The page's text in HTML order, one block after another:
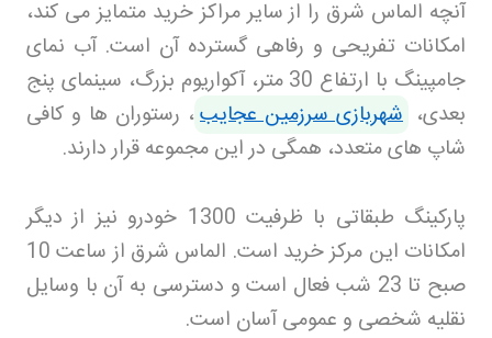
آنچه الماس شرق را از سایر مراکز خرید متمایز می کند،
امکانات تفریحی و رفاهی گسترده آن است. آب نمای
جامپینگ با ارتفاع 30 متر، آکواریوم بزرگ، سینمای پنج
بعدی، شهربازی سرزمین عجایب، رستوران ها و کافی
شاپ های متعدد، همگی در این مجموعه قرار دارند.
پارکینگ طبقاتی با ظرفیت 1300 خودرو نیز از دیگر
امکانات این مرکز خرید است. الماس شرق از ساعت 10
صبح تا 23 شب فعال است و دسترسی به آن با وسایل
نقلیه شخصی و عمومی آسان است.